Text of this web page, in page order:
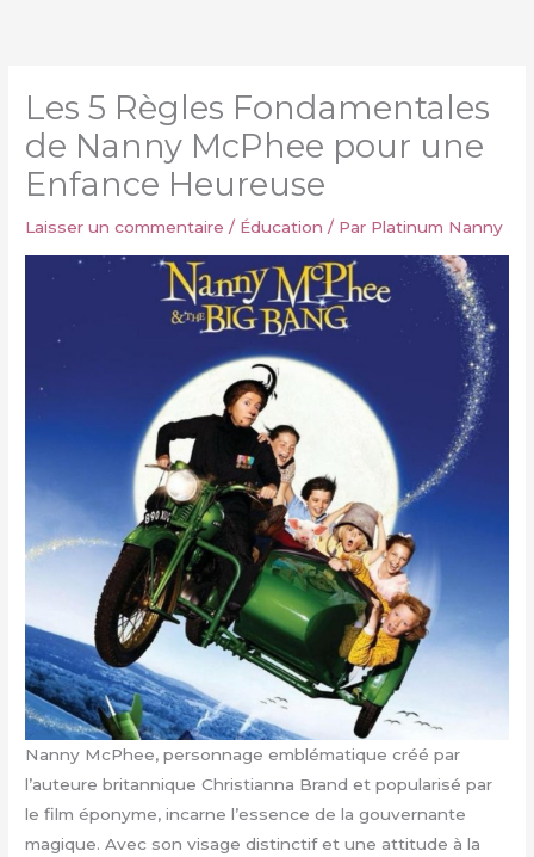
Les 5 Règles Fondamentales
de Nanny McPhee pour une
Enfance Heureuse
Laisser un commentaire / Éducation / Par Platinum Nanny
Nanny McPhee, personnage emblématique créé par
l’auteure britannique Christianna Brand et popularisé par
le film éponyme, incarne l’essence de la gouvernante
magique. Avec son visage distinctif et une attitude à la